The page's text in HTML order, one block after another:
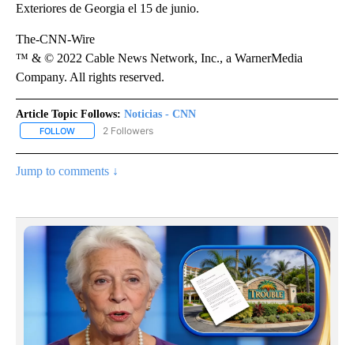
Exteriores de Georgia el 15 de junio.
The-CNN-Wire
™ & © 2022 Cable News Network, Inc., a WarnerMedia
Company. All rights reserved.
Article Topic Follows: Noticias - CNN
FOLLOW FOLLOW "NOTICIAS - CNN" TO RECEIVE NOTIFICATIONS ABOUT
2 Followers
Jump to comments ↓